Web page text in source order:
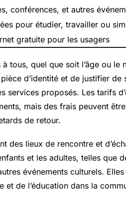
conférences, et autres
pour étudier, travailler ou
gratuite pour les usagers
tous, quel que soit l’âge ou le
d’identité et de justifier de
services proposés. Les tarifs
mais des frais peuvent
de retour.
des lieux de rencontre et
et les adultes, telles que
événements culturels.
de l’éducation dans la